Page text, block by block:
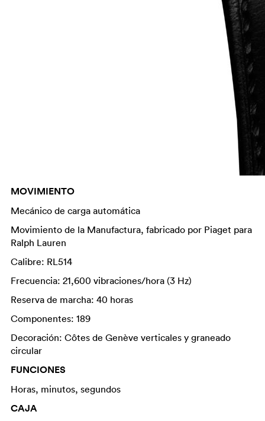
MOVIMIENTO
Mecánico de carga automática
Movimiento de la Manufactura, fabricado por Piaget para
Ralph Lauren
Calibre: RL514
Frecuencia: 21,600 vibraciones/hora (3 Hz)
Reserva de marcha: 40 horas
Componentes: 189
Decoración: Côtes de Genève verticales y graneado
circular
FUNCIONES
Horas, minutos, segundos
CAJA